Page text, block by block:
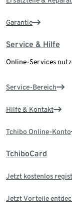
Garantie
Service & Hilfe
Online-Services
Service-Bereich
Hilfe & Kontakt
Tchibo Online-Konto
TchiboCard
Jetzt kostenlos
Jetzt Vorteile